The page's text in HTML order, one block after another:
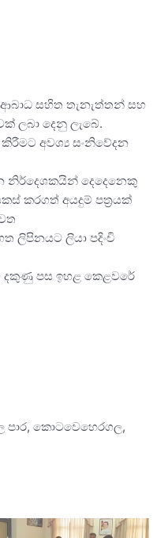
සහිත තැනැත්තන් සහ
ලබා දෙනු ලැබේ.
කිරීමට අවශ්‍ය සංනිවේදන
නිර්දෙශකයින් දෙදෙනෙකු
කරගත් අයදුම් පත‍්‍රයක්
ලිපිනයට ලියා පදිංචි
දකුණු පස ඉහළ කෙළවරේ
පාර, කොටවෙහෙරගල,